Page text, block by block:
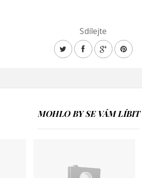
Sdílejte
MOHLO BY SE VÁM LÍBIT